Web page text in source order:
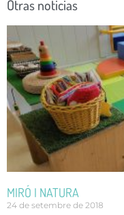
Otras noticias
MIRÓ I NATURA
24 de setembre de 2018